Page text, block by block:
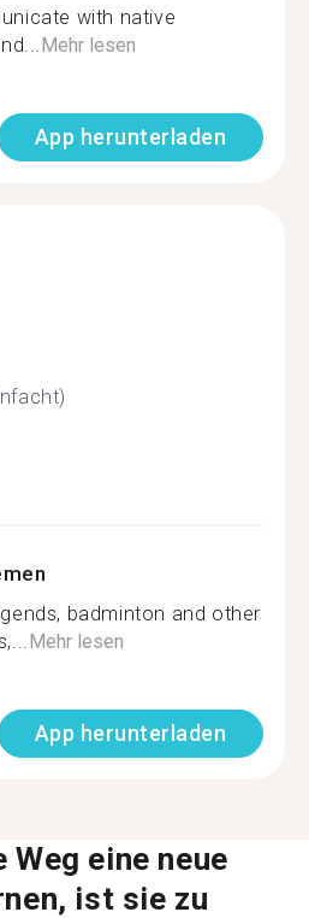
with native
Mehr lesen
App herunterladen
badminton and other
Mehr lesen
App herunterladen
eine neue
ist sie zu